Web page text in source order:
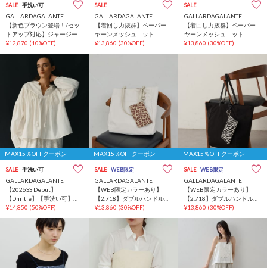
SALE 手洗い可
GALLARDAGALANTE
【新色ブラウン登場！/セッ
トアップ対応】ジャージー
ボートカットソー
¥12,870 (10%OFF)
SALE
GALLARDAGALANTE
【着回し力抜群】ペーパー
ヤーンメッシュニット
¥13,860 (30%OFF)
SALE
GALLARDAGALANTE
【着回し力抜群】ペーパー
ヤーンメッシュニット
¥13,860 (30%OFF)
MAX15％OFFクーポン
SALE 手洗い可
GALLARDAGALANTE
【2026SS Debut】
【Dhritië】【手洗い可】ギ
ャザースキッパーブラウス
¥14,850 (50%OFF)
MAX15％OFFクーポン
SALE WEB限定
GALLARDAGALANTE
【WEB限定カラーあり】
【2.718】ダブルハンドルト
ート
¥13,860 (30%OFF)
MAX15％OFFクーポン
SALE WEB限定
GALLARDAGALANTE
【WEB限定カラーあり】
【2.718】ダブルハンドルト
ート
¥13,860 (30%OFF)